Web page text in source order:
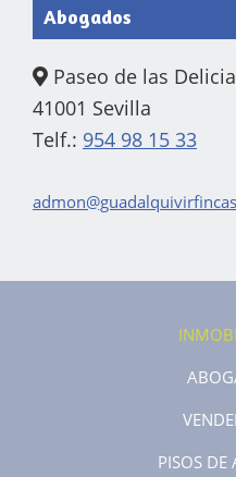
Abogados
Paseo de las
41001 Sevilla
Telf.: 954 98 15 33
PISOS DE